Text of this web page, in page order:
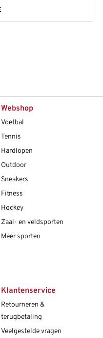
Webshop
Voetbal
Tennis
Hardlopen
Outdoor
Sneakers
Fitness
Hockey
Zaal- en veldsporten
Meer sporten
Klantenservice
Retourneren &
terugbetaling
Veelgestelde vragen